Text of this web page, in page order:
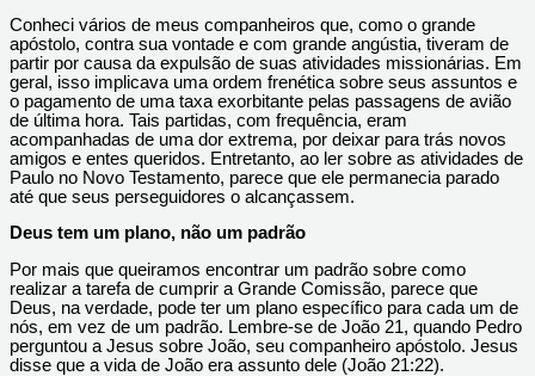
Conheci vários de meus companheiros que, como o grande
apóstolo, contra sua vontade e com grande angústia, tiveram de
partir por causa da expulsão de suas atividades missionárias. Em
geral, isso implicava uma ordem frenética sobre seus assuntos e
o pagamento de uma taxa exorbitante pelas passagens de avião
de última hora. Tais partidas, com frequência, eram
acompanhadas de uma dor extrema, por deixar para trás novos
amigos e entes queridos. Entretanto, ao ler sobre as atividades de
Paulo no Novo Testamento, parece que ele permanecia parado
até que seus perseguidores o alcançassem.
Deus tem um plano, não um padrão
Por mais que queiramos encontrar um padrão sobre como
realizar a tarefa de cumprir a Grande Comissão, parece que
Deus, na verdade, pode ter um plano específico para cada um de
nós, em vez de um padrão. Lembre-se de João 21, quando Pedro
perguntou a Jesus sobre João, seu companheiro apóstolo. Jesus
disse que a vida de João era assunto dele (João 21:22).